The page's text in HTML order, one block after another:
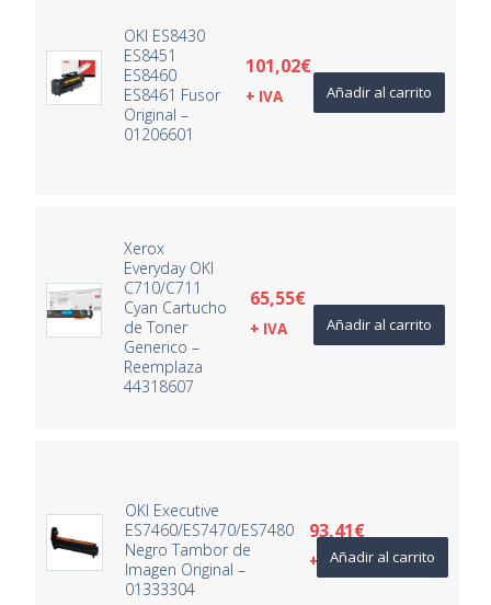
OKI ES8430
ES8451
ES8460
ES8461 Fusor
Original –
01206601
101,02€
+ IVA Añadir al carrito
Xerox
Everyday OKI
C710/C711
Cyan Cartucho
de Toner
Generico –
Reemplaza
44318607
65,55€
+ IVA Añadir al carrito
OKI Executive
ES7460/ES7470/ES7480
Negro Tambor de
Imagen Original –
01333304
93,41€
+ IVAAñadir al carrito